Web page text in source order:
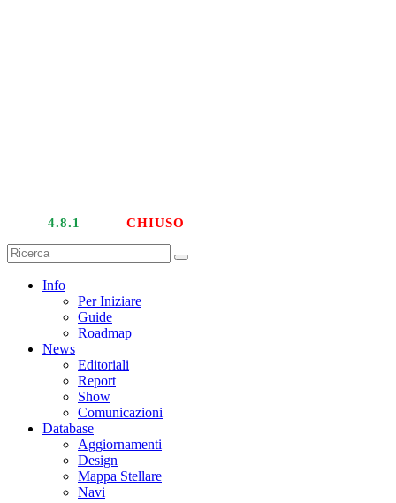
4.8.1 CHIUSO
Info
Per Iniziare
Guide
Roadmap
News
Editoriali
Report
Show
Comunicazioni
Database
Aggiornamenti
Design
Mappa Stellare
Navi